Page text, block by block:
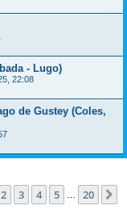
- Lugo)
22:08
de Gustey (Coles,
de 20
2 3 4 5 20